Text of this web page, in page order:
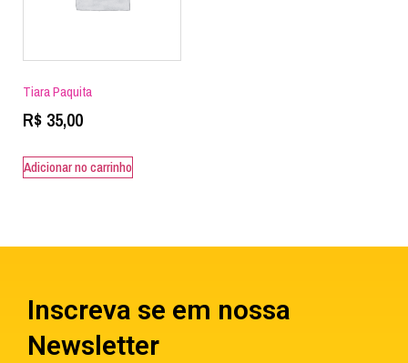
Tiara Paquita
R$ 35,00
Adicionar no carrinho
Inscreva se em nossa
Newsletter